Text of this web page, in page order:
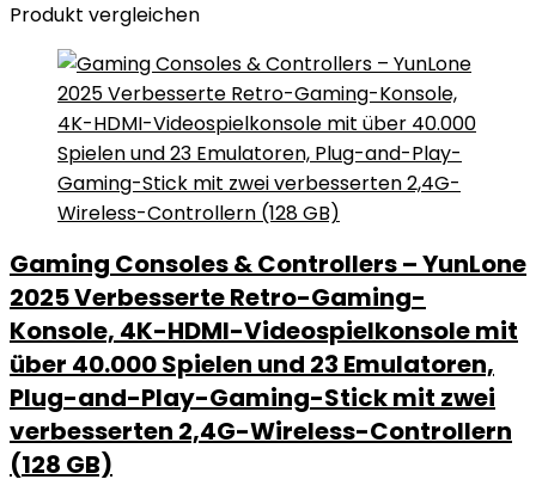
Produkt vergleichen
Gaming Consoles & Controllers – YunLone
2025 Verbesserte Retro-Gaming-
Konsole, 4K-HDMI-Videospielkonsole mit
über 40.000 Spielen und 23 Emulatoren,
Plug-and-Play-Gaming-Stick mit zwei
verbesserten 2,4G-Wireless-Controllern
(128 GB)